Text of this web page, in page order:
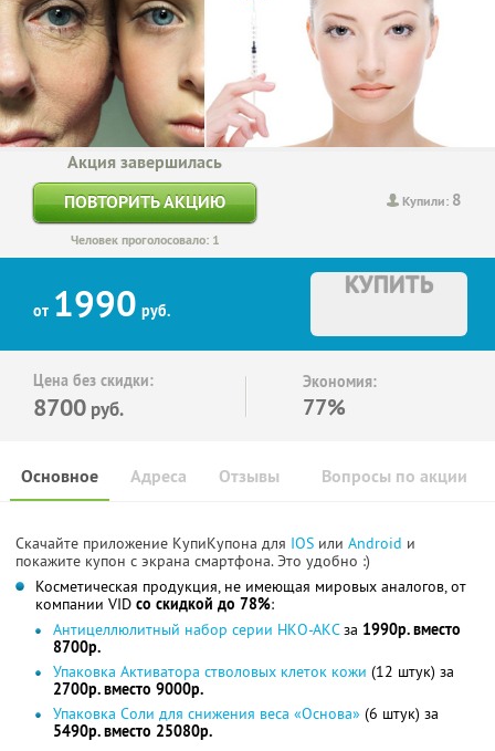
Купили: 8
Акция завершилась
ПОВТОРИТЬ АКЦИЮ
Человек проголосовало: 1
от 1990 руб.
КУПИТЬ
Цена без скидки:
8700 руб.
Экономия:
77%
Основное Отзывы Вопросы по акции
Адреса
Скачайте приложение КупиКупона для IOS или Android и
покажите купон с экрана смартфона. Это удобно :)
Косметическая продукция, не имеющая мировых аналогов, от
компании VID со скидкой до 78%:
Антицеллюлитный набор серии НКО-АКСза 1990р. вместо
8700р.
Упаковка Активатора стволовых клеток кожи (12 штук) за
2700р. вместо 9000р.
Упаковка Соли для снижения веса «Основа» (6 штук) за
5490р. вместо 25080р.